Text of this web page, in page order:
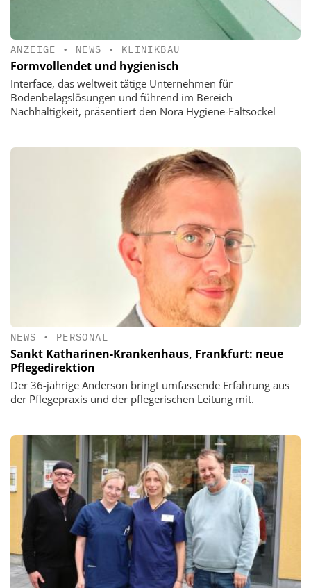
ANZEIGE • NEWS • KLINIKBAU
Formvollendet und hygienisch
Interface, das weltweit tätige Unternehmen für
Bodenbelagslösungen und führend im Bereich
Nachhaltigkeit, präsentiert den Nora Hygiene-Faltsockel
NEWS • PERSONAL
Sankt Katharinen-Krankenhaus, Frankfurt: neue
Pflegedirektion
Der 36-jährige Anderson bringt umfassende Erfahrung aus
der Pflegepraxis und der pflegerischen Leitung mit.